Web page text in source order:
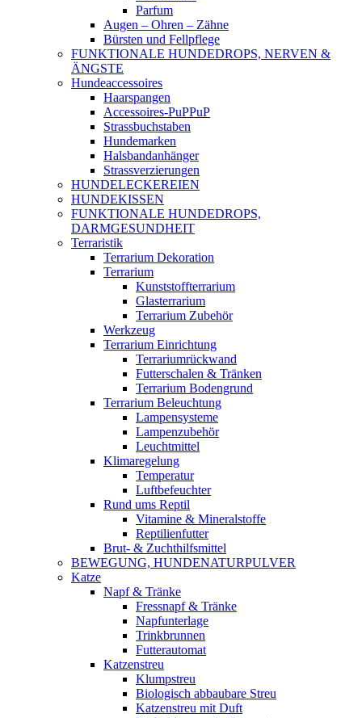
Parfum
Augen – Ohren – Zähne
Bürsten und Fellpflege
FUNKTIONALE HUNDEDROPS, NERVEN &
ÄNGSTE
Hundeaccessoires
Haarspangen
Accessoires-PuPPuP
Strassbuchstaben
Hundemarken
Halsbandanhänger
Strassverzierungen
HUNDELECKEREIEN
HUNDEKISSEN
FUNKTIONALE HUNDEDROPS,
DARMGESUNDHEIT
Terraristik
Terrarium Dekoration
Terrarium
Kunststoffterrarium
Glasterrarium
Terrarium Zubehör
Werkzeug
Terrarium Einrichtung
Terrariumrückwand
Futterschalen & Tränken
Terrarium Bodengrund
Terrarium Beleuchtung
Lampensysteme
Lampenzubehör
Leuchtmittel
Klimaregelung
Temperatur
Luftbefeuchter
Rund ums Reptil
Vitamine & Mineralstoffe
Reptilienfutter
Brut- & Zuchthilfsmittel
BEWEGUNG, HUNDENATURPULVER
Katze
Napf & Tränke
Fressnapf & Tränke
Napfunterlage
Trinkbrunnen
Futterautomat
Katzenstreu
Klumpstreu
Biologisch abbaubare Streu
Katzenstreu mit Duft